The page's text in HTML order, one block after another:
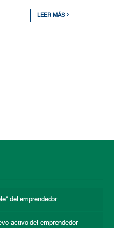
LEER MÁS
del emprendedor
activo del emprendedor